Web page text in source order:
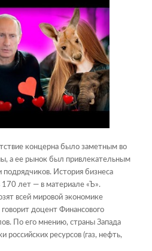
концерна было заметным во
а ее рынок был привлекательным
История бизнеса
лет — в материале «Ъ».
всей мировой экономике
доцент Финансового
По его мнению, страны Запада
российских ресурсов (газ, нефть,